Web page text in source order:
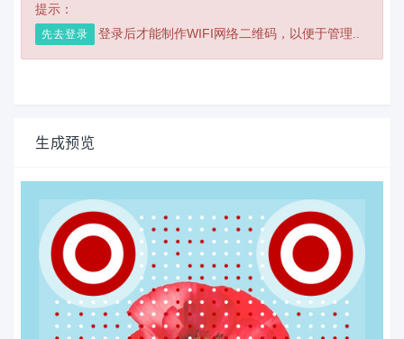
提示：
先去登录 登录后才能制作WIFI网络二维码，以便于管理..
生成预览